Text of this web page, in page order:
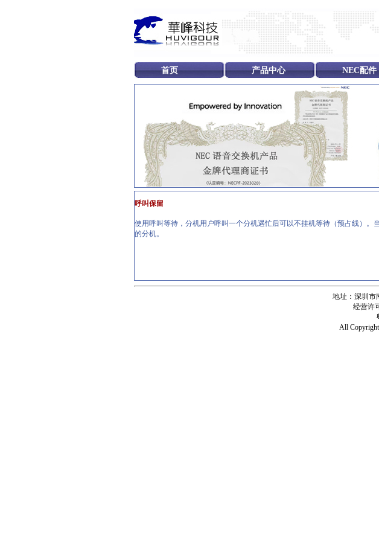
首页 产品中心 NEC配件
呼叫保留
使用呼叫等待，分机用户呼叫一个分机遇忙后可以不挂机等待（预占线）
的分机。
地址：深圳市
经营许
All